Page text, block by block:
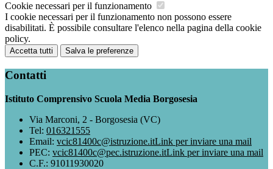
Cookie necessari per il funzionamento
I cookie necessari per il funzionamento non possono essere
disabilitati. È possibile consultare l'elenco nella pagina della cookie
policy.
Accetta tutti Salva le preferenze
Contatti
Istituto Comprensivo Scuola Media Borgosesia
Via Marconi, 2 - Borgosesia (VC)
Tel: 016321555
Email: vcic81400c@istruzione.itLink per inviare una mail
PEC: vcic81400c@pec.istruzione.itLink per inviare una mail
C.F.: 91011930020